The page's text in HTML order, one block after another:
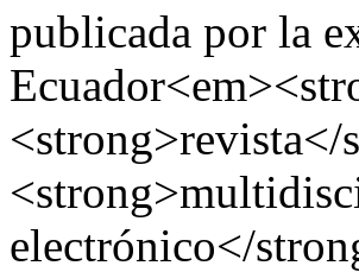
publicada por la
electrónico</